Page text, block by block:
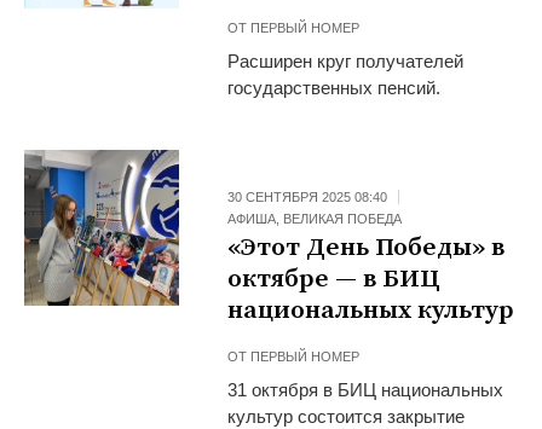
ОТ ПЕРВЫЙ НОМЕР
Расширен круг получателей
государственных пенсий.
30 СЕНТЯБРЯ 2025 08:40
АФИША, ВЕЛИКАЯ ПОБЕДА
«Этот День Победы» в
октябре — в БИЦ
национальных культур
ОТ ПЕРВЫЙ НОМЕР
31 октября в БИЦ национальных
культур состоится закрытие